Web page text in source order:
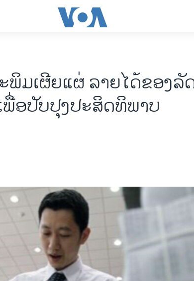
ພິມເຜີຍແຜ່ ລາຍໄດ້ຂອງລັ
ອປັບປຸງປະສິດທິພາບ